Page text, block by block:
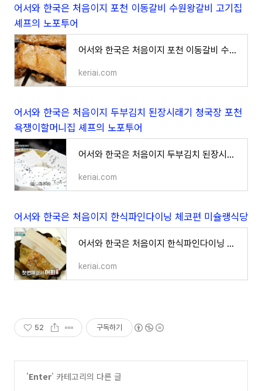
어서와 한국은 처음이지 포천 이동갈비 수원왕갈비 고기집
셰프의 노포투어
어서와 한국은 처음이지 포천 이동갈비 수원왕갈비 고기집 셰프의 노포투어
keriai.com
어서와 한국은 처음이지 두부김치 된장시래기 청국장 포천
욕쟁이할머니집 셰프의 노포투어
어서와 한국은 처음이지 두부김치 된장시래기 청국장 포천 욕쟁이할머니집 셰프의 노포투어
keriai.com
어서와 한국은 처음이지 한식파인다이닝 체코편 미슐랭식당
어서와 한국은 처음이지 한식파인다이닝 체코편 미슐랭식당
keriai.com
52 구독하기
'Enter' 카테고리의 다른 글